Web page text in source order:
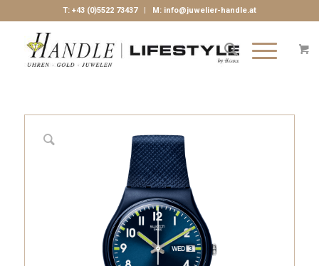
T: +43 (0)5522 73437| M: info@juwelier-handle.at